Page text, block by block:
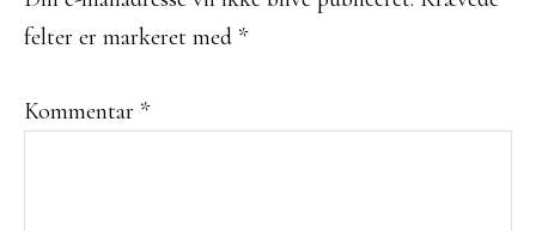
felter er markeret med *
Kommentar *